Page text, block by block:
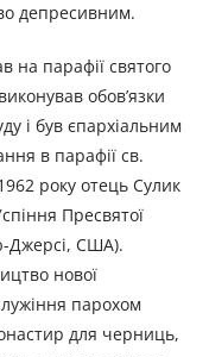
депресивним.
на парафії святого
обов’язки
і був єпархіальним
в парафії св.
року отець Сулик
Пресвятої
Джерсі, США).
нової
парохом
для черниць,